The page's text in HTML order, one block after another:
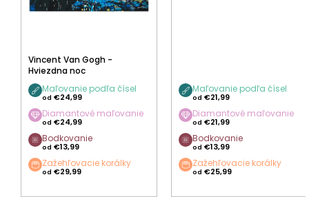
Vincent Van Gogh -
Hviezdna noc
Maľovanie podľa čísel
od €24,99
Diamantové maľovanie
od €24,99
Bodkovanie
od €13,99
Zažehľovacie korálky
od €29,99
Maľovanie podľa čísel
od €21,99
Diamantové maľovanie
od €21,99
Bodkovanie
od €13,99
Zažehľovacie korálky
od €25,99